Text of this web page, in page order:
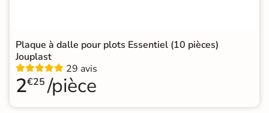
Plaque à dalle pour plots Essentiel (10 pièces)
Jouplast
29 avis
2€25 /pièce